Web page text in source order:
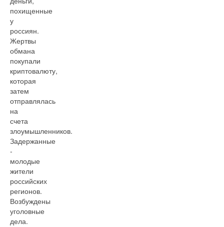
похищенные
у
россиян.
Жертвы
обмана
покупали
криптовалюту,
которая
затем
отправлялась
на
счета
злоумышленников.
Задержанные
-
молодые
жители
российских
регионов.
Возбуждены
уголовные
дела.